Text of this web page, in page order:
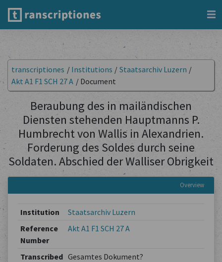
transcriptiones / Institutions / Staatsarchiv Luzern /
Akt A1 F1 SCH 27 A / Document
Beraubung des in mailändischen
Diensten stehenden Hauptmanns P.
Humbrecht von Wallis in Alexandrien.
Forderung des Soldes durch seine
Soldaten. Abschied der Walliser Obrigkeit
Overview
Institution
Staatsarchiv Luzern
Reference
Number
Akt A1 F1 SCH 27 A
Transcribed Gesamtes Dokument?